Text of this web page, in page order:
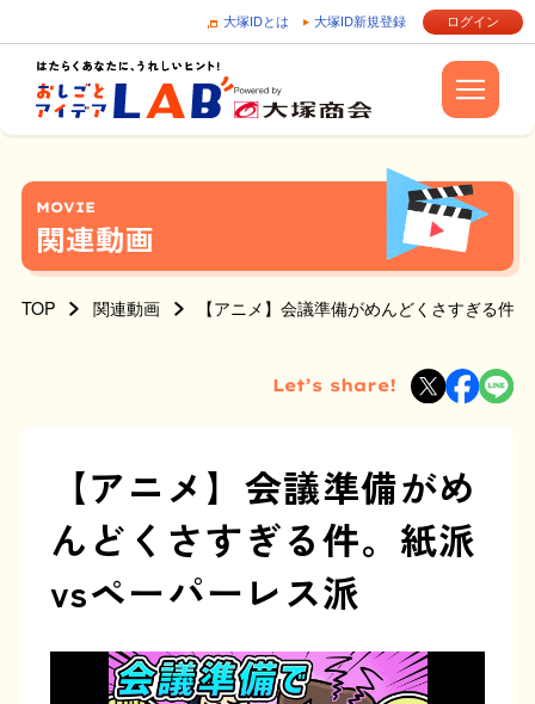
大塚IDとは 大塚ID新規登録 ログイン
MOVIE
関連動画
TOP 関連動画 【アニメ】会議準備がめんどくさすぎる件
Let’s share!
【アニメ】会議準備がめ
んどくさすぎる件。紙派
vsペーパーレス派